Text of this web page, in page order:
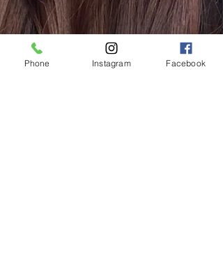
Phone Instagram Facebook